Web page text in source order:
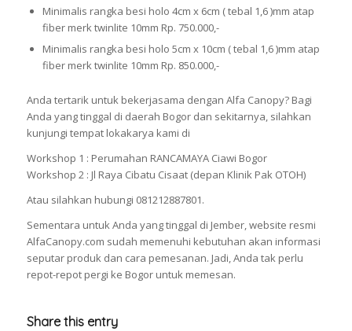
Minimalis rangka besi holo 4cm x 6cm ( tebal 1,6 )mm atap
fiber merk twinlite 10mm Rp. 750.000,-
Minimalis rangka besi holo 5cm x 10cm ( tebal 1,6 )mm atap
fiber merk twinlite 10mm Rp. 850.000,-
Anda tertarik untuk bekerjasama dengan Alfa Canopy? Bagi
Anda yang tinggal di daerah Bogor dan sekitarnya, silahkan
kunjungi tempat lokakarya kami di
Workshop 1 : Perumahan RANCAMAYA Ciawi Bogor
Workshop 2 : Jl Raya Cibatu Cisaat (depan Klinik Pak OTOH)
Atau silahkan hubungi 081212887801.
Sementara untuk Anda yang tinggal di Jember, website resmi
AlfaCanopy.com sudah memenuhi kebutuhan akan informasi
seputar produk dan cara pemesanan. Jadi, Anda tak perlu
repot-repot pergi ke Bogor untuk memesan.
Share this entry